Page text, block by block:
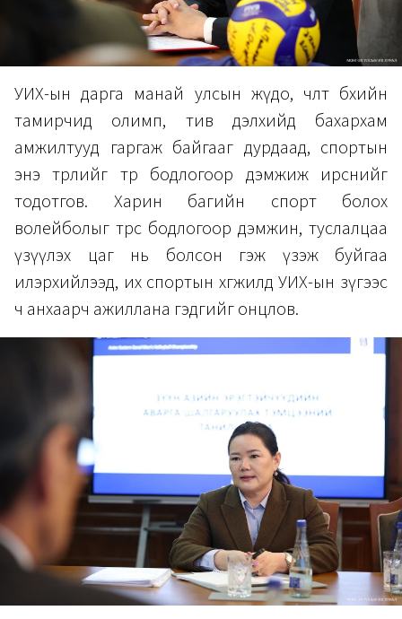
УИХ-ын дарга манай улсын жүдо, чөлөөт бөхийн
тамирчид олимп, тив дэлхийд бахархам
амжилтууд гаргаж байгааг дурдаад, спортын
энэ төрлийг төр бодлогоор дэмжиж ирснийг
тодотгов. Харин багийн спорт болох
волейболыг төрөөс бодлогоор дэмжин, туслалцаа
үзүүлэх цаг нь болсон гэж үзэж буйгаа
илэрхийлээд, их спортын хөгжилд УИХ-ын зүгээс
ч анхаарч ажиллана гэдгийг онцлов.